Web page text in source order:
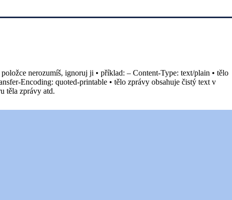
nerozumíš, ignoruj ji • příklad: – Content-Type: text/plain • tělo
Encoding: quoted-printable • tělo zprávy obsahuje čistý text v
těla zprávy atd.